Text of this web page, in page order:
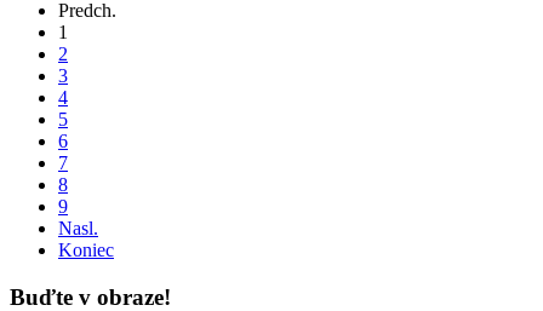
Predch.
1
2
3
4
5
6
7
8
9
Nasl.
Koniec
Buďte v obraze!